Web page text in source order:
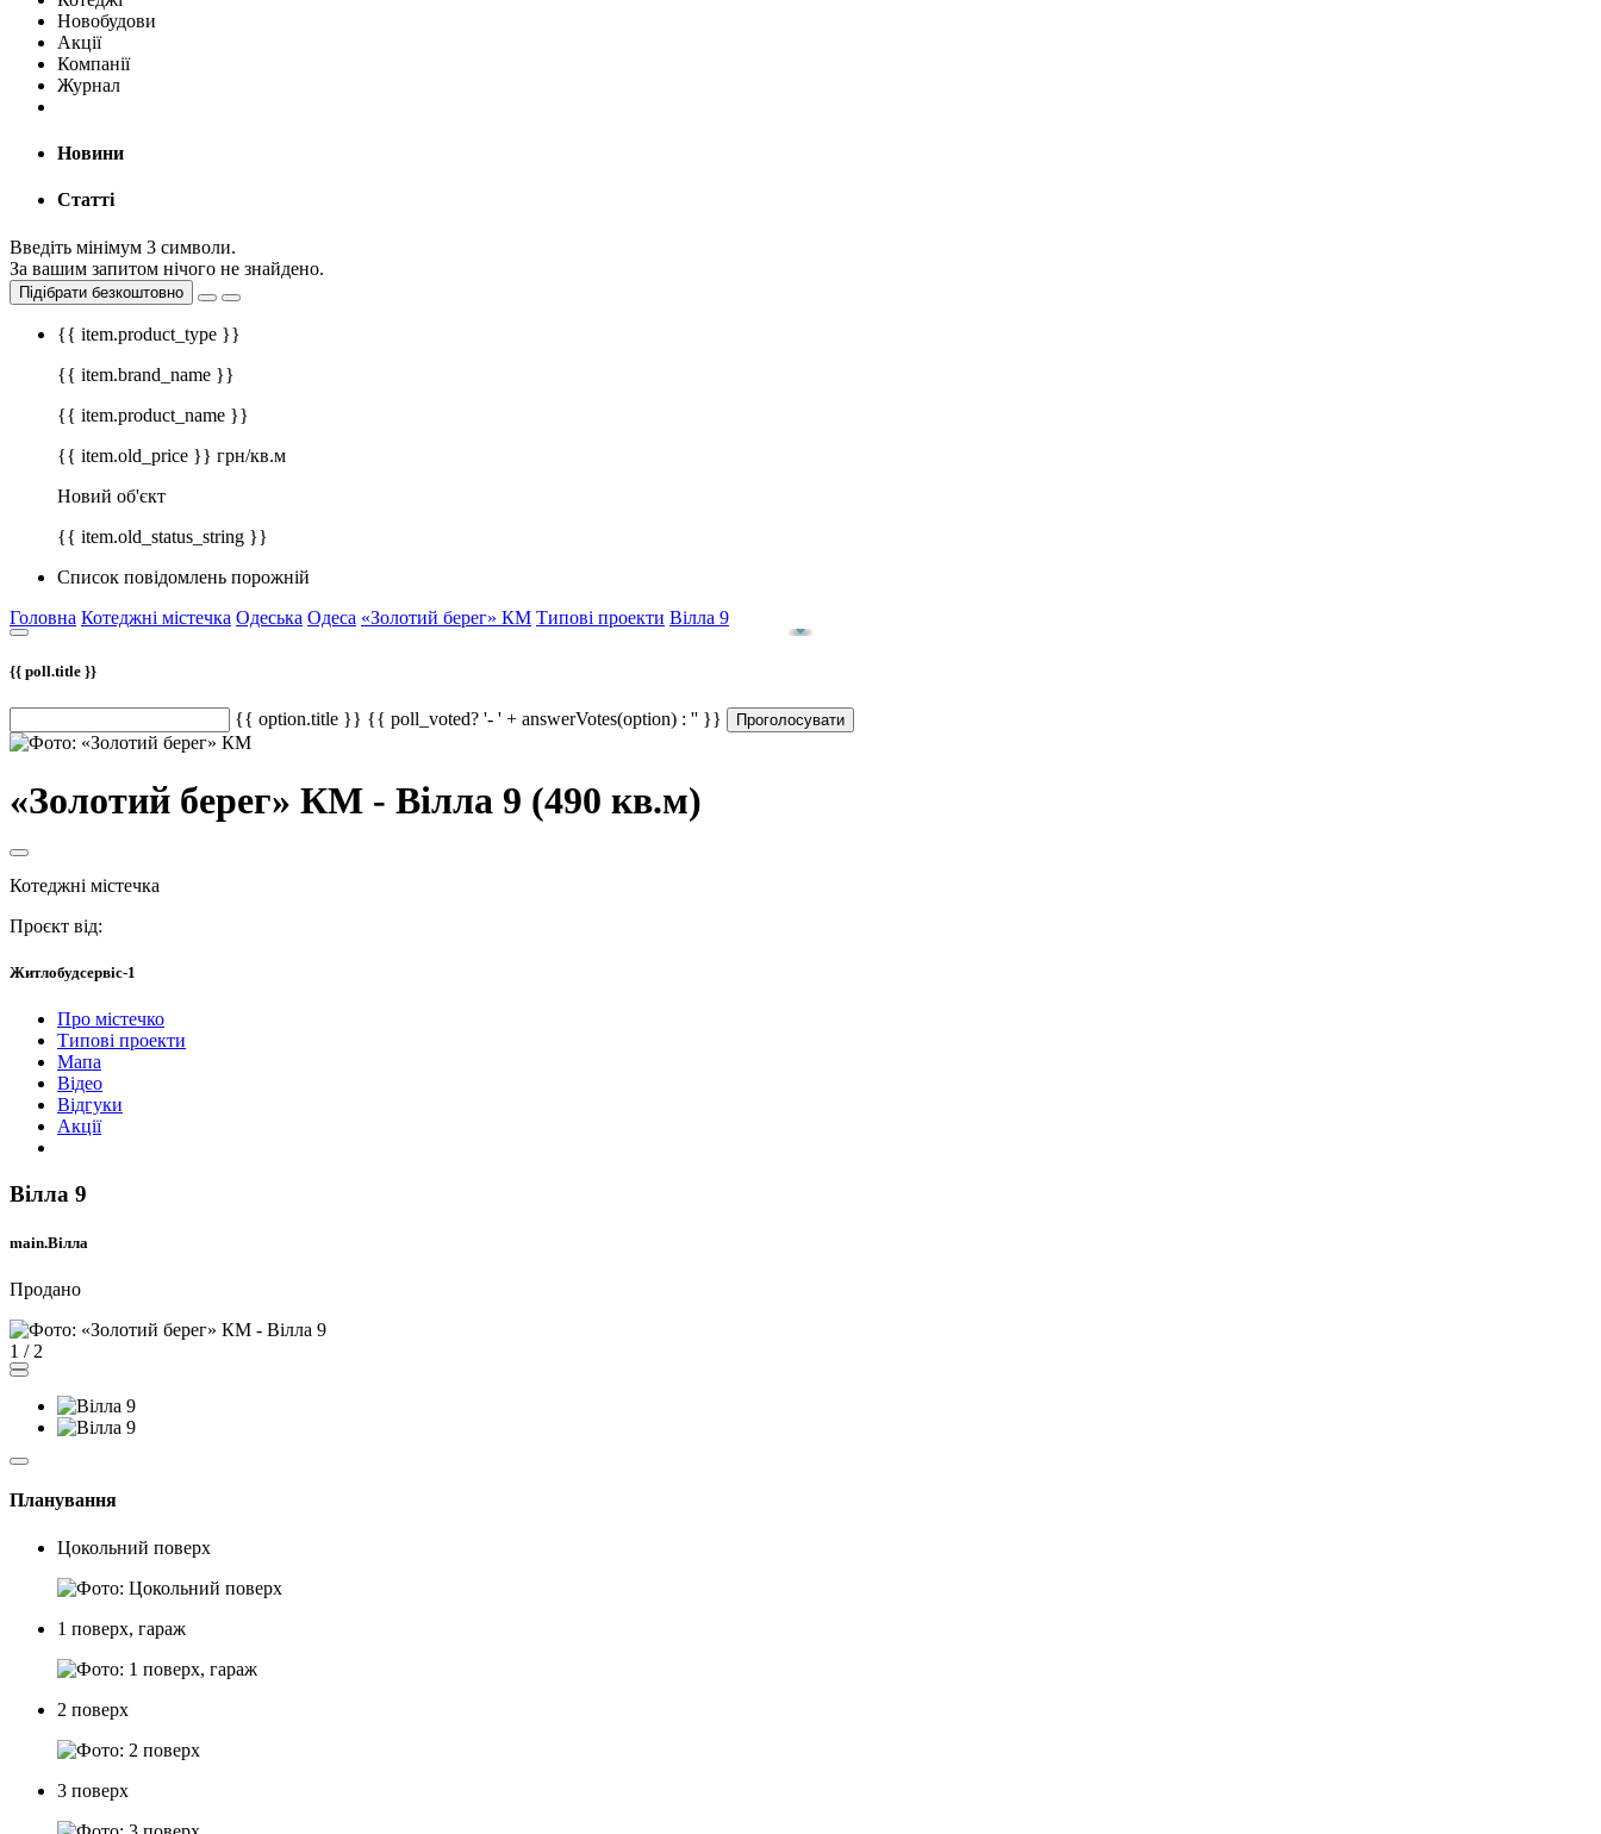
Новобудови
Акції
Компанії
Журнал
Новини
Статті
Введіть мінімум 3 символи.
За вашим запитом нічого не знайдено.
Підібрати безкоштовно
{{ item.product_type }}
{{ item.brand_name }}
{{ item.product_name }}
{{ item.old_price }} грн/кв.м
Новий об'єкт
{{ item.old_status_string }}
Список повідомлень порожній
Головна Котеджні містечка Одеська Одеса «Золотий берег» КМ Типові проекти Вілла 9
{{ poll.title }}
{{ option.title }} {{ poll_voted? '- ' + answerVotes(option) : '' }} Проголосувати
«Золотий берег» КМ - Вілла 9 (490 кв.м)
Котеджні містечка
Проєкт від:
Житлобудсервіс-1
Про містечко
Типові проекти
Мапа
Відео
Відгуки
Акції
Вілла 9
main.Вілла
Продано
1 / 2
Планування
Цокольний поверх
1 поверх, гараж
2 поверх
3 поверх